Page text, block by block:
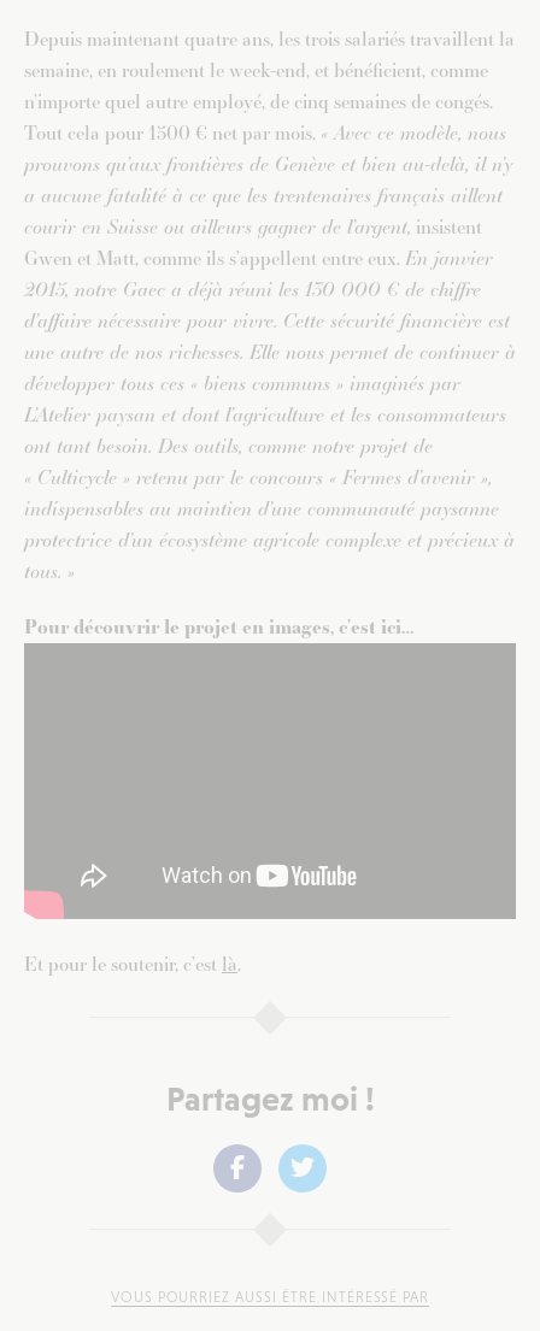
Depuis maintenant quatre ans, les trois salariés travaillent la
semaine, en roulement le week-end, et bénéficient, comme
n’importe quel autre employé, de cinq semaines de congés.
Tout cela pour 1500 € net par mois. « Avec ce modèle, nous
prouvons qu’aux frontières de Genève et bien au-delà, il n’y
a aucune fatalité à ce que les trentenaires français aillent
courir en Suisse ou ailleurs gagner de l’argent, insistent
Gwen et Matt, comme ils s’appellent entre eux. En janvier
2015, notre Gaec a déjà réuni les 130 000 € de chiffre
d’affaire nécessaire pour vivre. Cette sécurité financière est
une autre de nos richesses. Elle nous permet de continuer à
développer tous ces « biens communs » imaginés par
L’Atelier paysan et dont l’agriculture et les consommateurs
ont tant besoin. Des outils, comme notre projet de
« Culticycle » retenu par le concours « Fermes d’avenir »,
indispensables au maintien d’une communauté paysanne
protectrice d’un écosystème agricole complexe et précieux à
tous. »
Pour découvrir le projet en images, c’est ici…
Et pour le soutenir, c’est là.
Partagez moi !
VOUS POURRIEZ AUSSI ÊTRE INTÉRESSÉ PAR